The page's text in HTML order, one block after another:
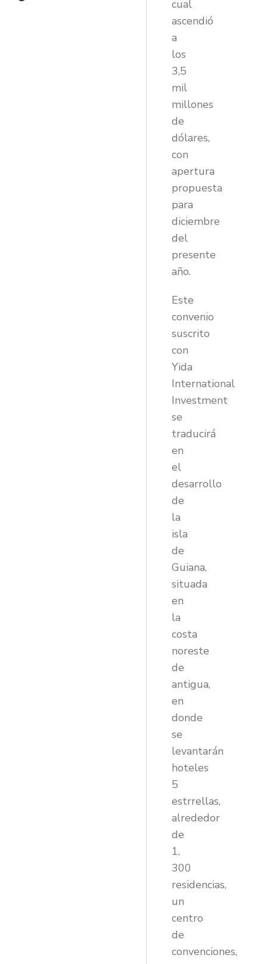
cual
ascendió
a
los
3,5
mil
millones
de
dólares,
con
apertura
propuesta
para
diciembre
del
presente
año.
Este
convenio
suscrito
con
Yida
International
Investment
se
traducirá
en
el
desarrollo
de
la
isla
de
Guiana,
situada
en
la
costa
noreste
de
antigua,
en
donde
se
levantarán
hoteles
5
estrrellas,
alrededor
de
1,
300
residencias,
un
centro
de
convenciones,